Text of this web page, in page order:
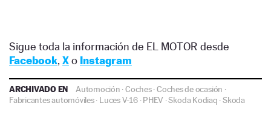
Sigue toda la información de EL MOTOR desde
Facebook, Xo Instagram
ARCHIVADO EN Automoción ·Coches·Coches de ocasión ·
Fabricantes automóviles· Luces V-16·PHEV ·Skoda Kodiaq ·Skoda